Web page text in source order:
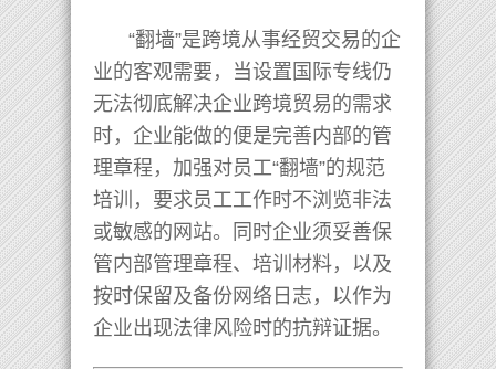
“翻墙”是跨境从事经贸交易的企
业的客观需要，当设置国际专线仍
无法彻底解决企业跨境贸易的需求
时，企业能做的便是完善内部的管
理章程，加强对员工“翻墙”的规范
培训，要求员工工作时不浏览非法
或敏感的网站。同时企业须妥善保
管内部管理章程、培训材料，以及
按时保留及备份网络日志，以作为
企业出现法律风险时的抗辩证据。